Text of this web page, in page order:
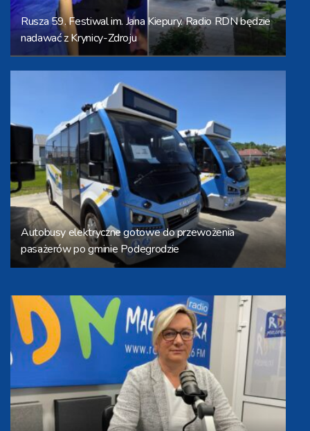
Ostatnie odliczanie do PPT. Zapisać można się u
przewodników grup
Ponad 50 wyjazdów tarnowskiej straży pożarnej w
Tradycyjne wieńce dożynkowe będzie można podziwiać
w gminie Ryglice
Lepsze warunki transportu pacjentów w mieleckim
szpitalu
Rusza 59. Festiwal im. Jana Kiepury. Radio RDN będzie
nadawać z Krynicy-Zdroju
Autobusy elektryczne gotowe do przewożenia
pasażerów po gminie Podegrodzie